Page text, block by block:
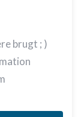
brugt ; )